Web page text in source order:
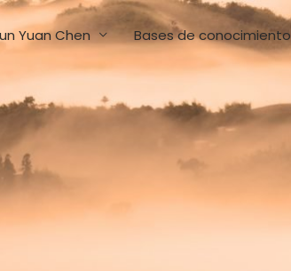
Yuan Chen Bases de conocimiento